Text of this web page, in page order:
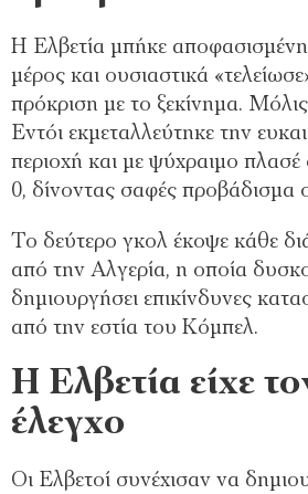
Η Ελβετία μπήκε
μέρος και ουσιαστικά
πρόκριση με το ξεκίνημα.
Εντόι εκμεταλλεύτηκε την
περιοχή και με ψύχραιμο
0, δίνοντας σαφές προβάδισμα
Το δεύτερο γκολ έκοψε κάθε
από την Αλγερία, η οποία
δημιουργήσει επικίνδυνες
από την εστία του Κόμπελ.
Η Ελβετία είχε
έλεγχο
Οι Ελβετοί συνέχισαν να